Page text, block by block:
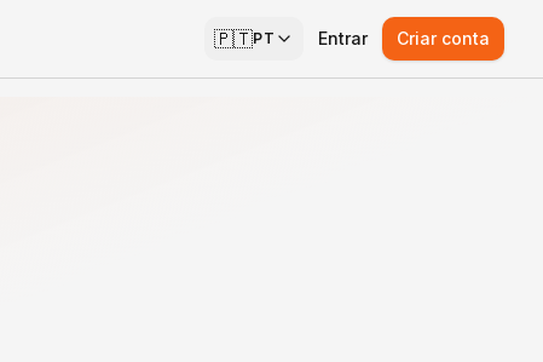
🇵🇹PT Entrar Criar conta